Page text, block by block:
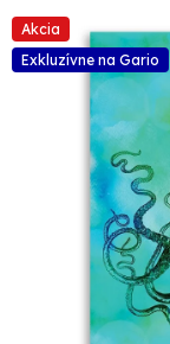
Akcia
Exkluzívne na Gario